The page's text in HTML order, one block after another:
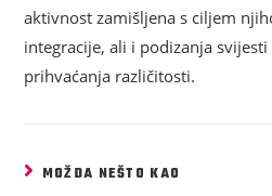
aktivnost zamišljena s ciljem
integracije, ali i podizanja
prihvaćanja različitosti.
MOŽDA NEŠTO KAO